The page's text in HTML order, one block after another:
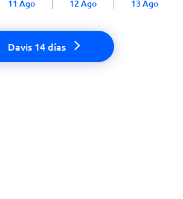
11 Ago 12 Ago 13 Ago
Davis 14 días